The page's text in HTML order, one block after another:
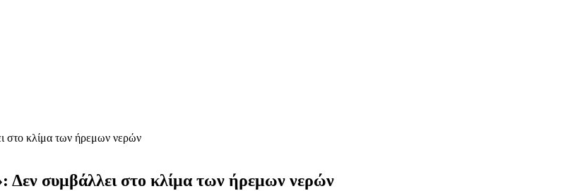
στο κλίμα των ήρεμων νερών
Δεν συμβάλλει στο κλίμα των ήρεμων νερών